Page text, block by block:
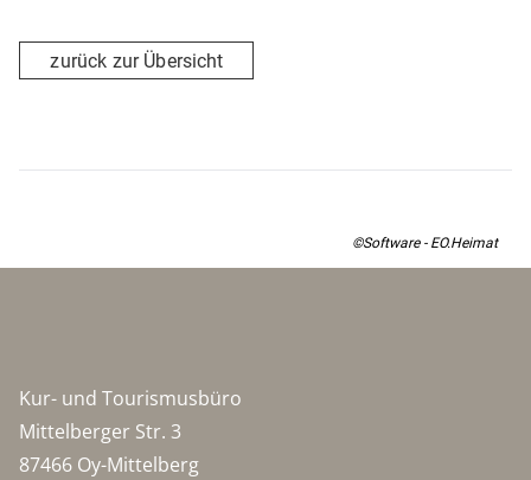
zurück zur Übersicht
©Software - EO.Heimat
Kur- und Tourismusbüro
Mittelberger Str. 3
87466 Oy-Mittelberg